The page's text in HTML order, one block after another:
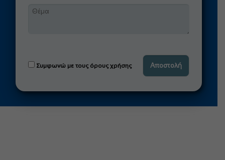
Συμφωνώ με τους όρους χρήσης